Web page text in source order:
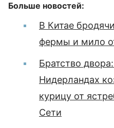
Больше новостей:
В Китае
фермы и мило
Братство
Нидерландах
курицу от
Сети